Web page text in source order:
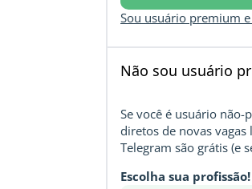
Sou usuário premium
Não sou usuário
Se você é usuário
diretos de novas
Telegram são grátis (e
Escolha sua profissão!